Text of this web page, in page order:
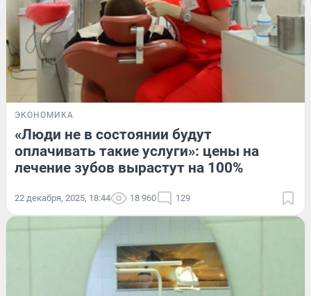
ЭКОНОМИКА
«Люди не в состоянии будут
оплачивать такие услуги»: цены на
лечение зубов вырастут на 100%
22 декабря, 2025, 18:44 18 960 129